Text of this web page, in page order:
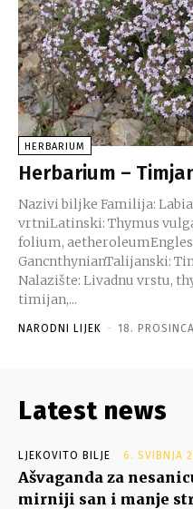
HERBARIUM
Herbarium –
Nazivi biljke Familija: LabiataeNarodni: Timijan
vrtniLatinski: Thymus
folium,
GancnthynianTalijanski:
Nalazište: Livadnu vrstu, thymus serpyllum, koju zovu
timijan,...
NARODNI LIJEK - 18.
Latest news
LJEKOVITO BILJE 6. SVIBNJA
Ašvaganda za
mirniji san i manje